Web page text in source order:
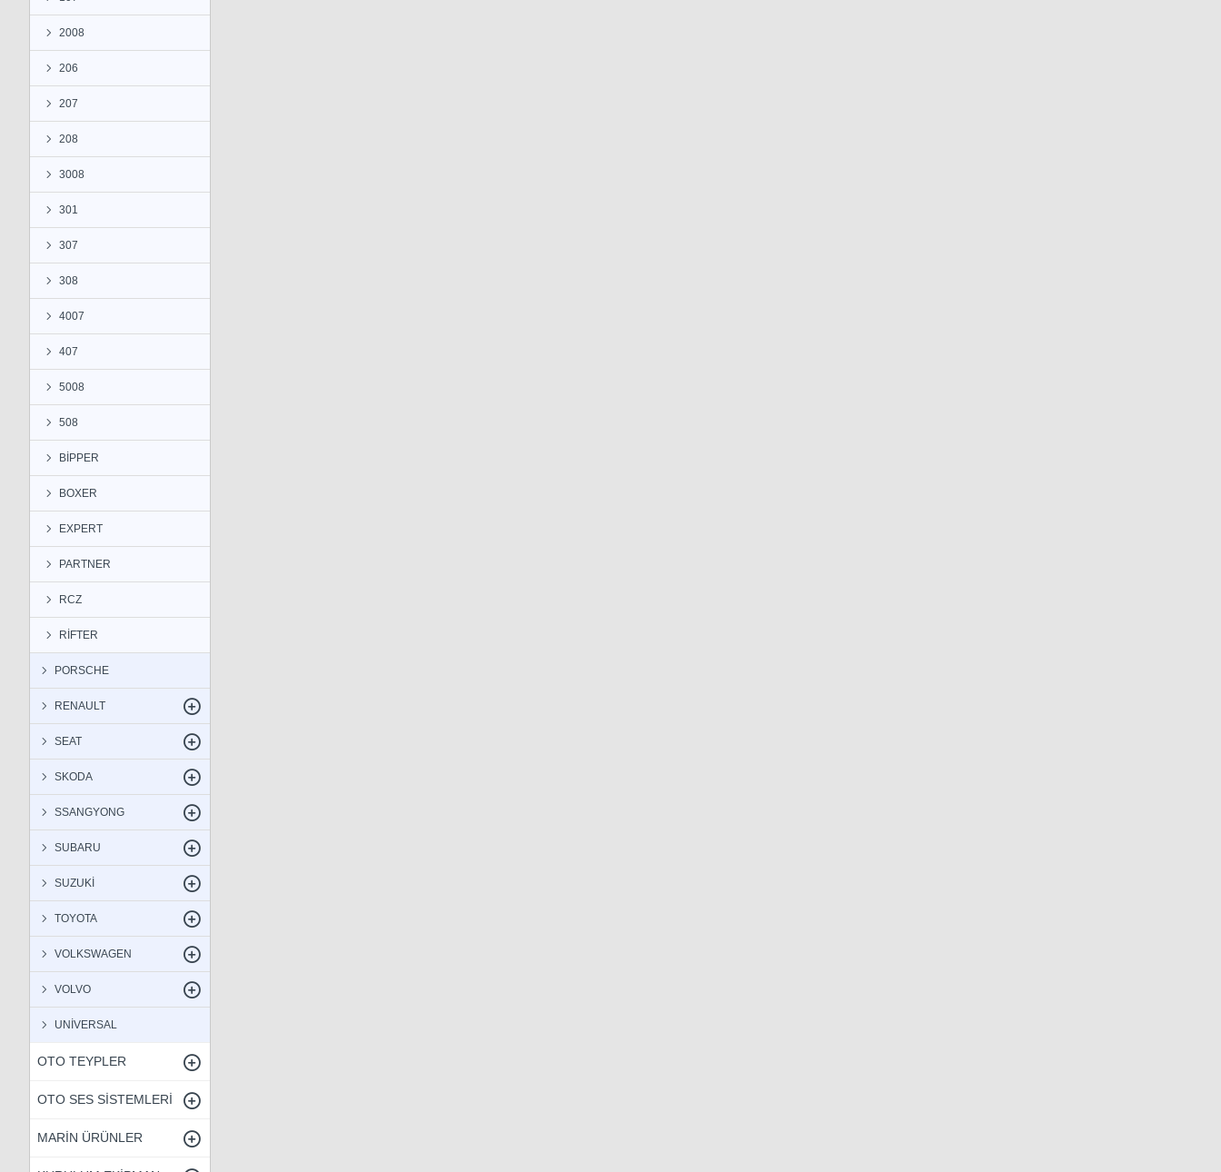
2008
206
207
208
3008
301
307
308
4007
407
5008
508
BİPPER
BOXER
EXPERT
PARTNER
RCZ
RİFTER
PORSCHE
RENAULT
SEAT
SKODA
SSANGYONG
SUBARU
SUZUKİ
TOYOTA
VOLKSWAGEN
VOLVO
UNİVERSAL
OTO TEYPLER
OTO SES SİSTEMLERİ
MARİN ÜRÜNLER